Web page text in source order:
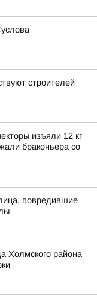
строителей
изъяли 12 кг
браконьера со
повредившие
Холмского района